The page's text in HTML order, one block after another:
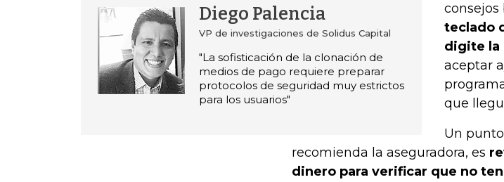
Diego Palencia
VP de investigaciones de Solidus Capital
"La sofisticación de la clonación de
medios de pago requiere preparar
protocolos de seguridad muy estrictos
para los usuarios"
consejos
teclado
digite la
aceptar
que
Un
recomienda la aseguradora, es
dinero para verificar que no